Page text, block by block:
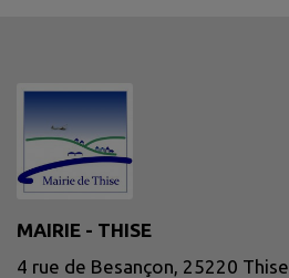
MAIRIE - THISE
4 rue de Besançon, 25220 Thise